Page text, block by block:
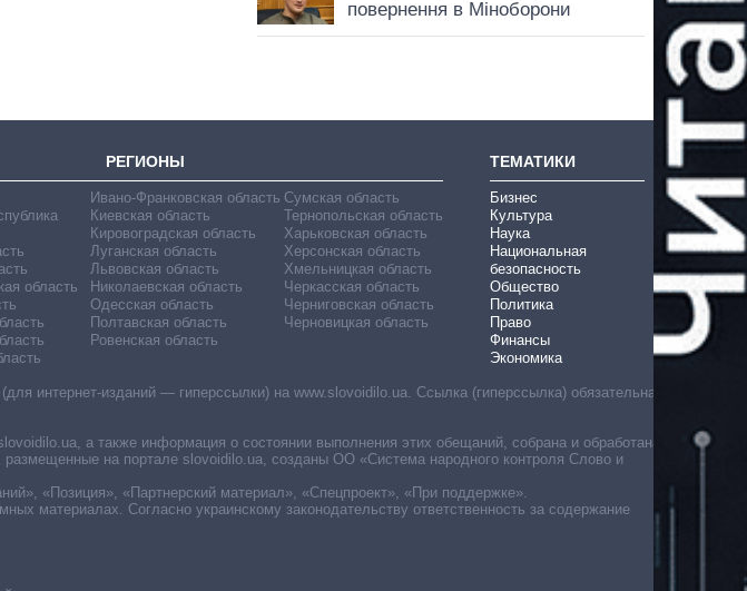
РЕГИОНЫ
область
Ивано-Франковская область
Киевская область
Кировоградская область
Луганская область
Львовская область
Николаевская область
Одесская область
Полтавская область
Ровенская область
Сумская область
Тернопольская область
Харьковская область
Херсонская область
Хмельницкая область
Черкасская область
Черниговская область
Черновицкая область
ТЕМАТИКИ
Бизнес
Культура
Наука
Национальная
безопасность
Общество
Политика
Право
Финансы
Экономика
интернет-изданий — гиперссылки) на www.slovoidilo.ua. Ссылка (гиперссылка) обязательна
а также информация о состоянии выполнения этих обещаний, собрана и обработана
на портале slovoidilo.ua, созданы ОО «Система народного контроля Слово и
«Позиция», «Партнерский материал», «Спецпроект», «При поддержке».
материалах. Согласно украинскому законодательству ответственность за содержание